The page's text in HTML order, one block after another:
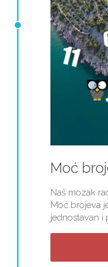
Moć
Naš mozak
Moć brojeva
jednostavan i